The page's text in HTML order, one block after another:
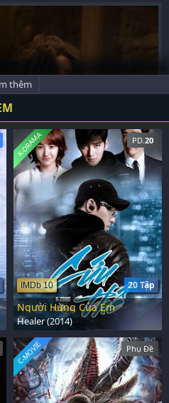
thêm
PD. 20
20 Tập
IMDb 10
K-DRAMA
Người Hùng Của Em
Healer (2014)
Phụ Đề
C-MOVIE